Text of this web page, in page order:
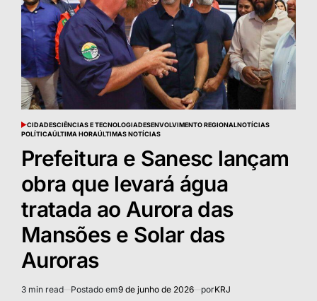
POSTED
CIDADESCIÊNCIAS E TECNOLOGIADESENVOLVIMENTO REGIONALNOTÍCIAS
POLÍTICAÚLTIMA HORAÚLTIMAS NOTÍCIAS
Prefeitura e Sanesc lançam
obra que levará água
tratada ao Aurora das
Mansões e Solar das
Auroras
Estimated
3 min read Postado em9 de junho de 2026 porKRJ